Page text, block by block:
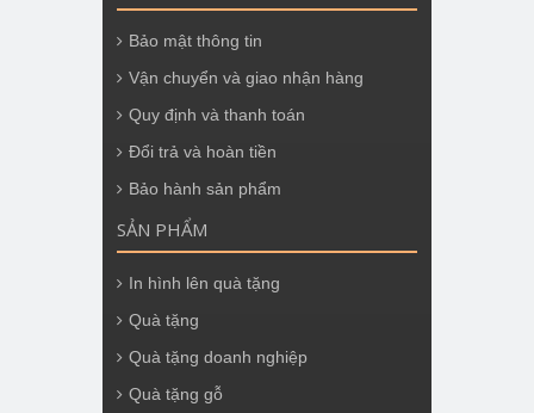
Bảo mật thông tin
Vận chuyển và giao nhận hàng
Quy định và thanh toán
Đổi trả và hoàn tiền
Bảo hành sản phẩm
SẢN PHẨM
In hình lên quà tặng
Quà tặng
Quà tặng doanh nghiệp
Quà tặng gỗ